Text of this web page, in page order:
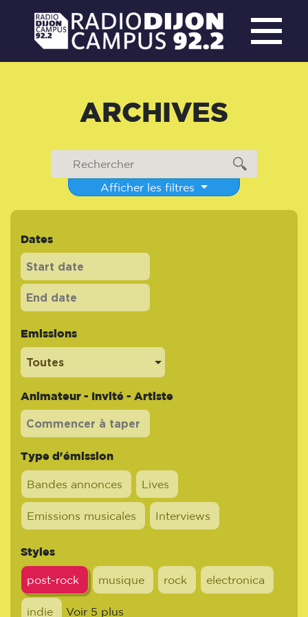
ARCHIVES
Afficher les filtres
Dates
Emissions
Toutes
Animateur - Invité - Artiste
Type d'émission
Bandes annonces Lives
Emissions musicales Interviews
Styles
post-rock musique rock electronica
indie Voir 5 plus